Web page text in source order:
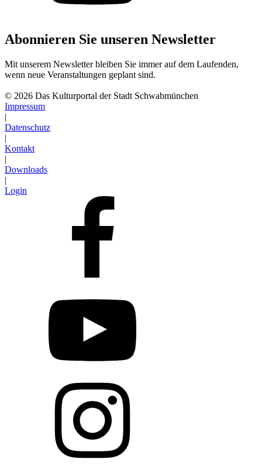
Abonnieren Sie unseren Newsletter
Mit unserem Newsletter bleiben Sie immer auf dem Laufenden,
wenn neue Veranstaltungen geplant sind.
© 2026 Das Kulturportal der Stadt Schwabmünchen
Impressum
|
Datenschutz
|
Kontakt
|
Downloads
|
Login